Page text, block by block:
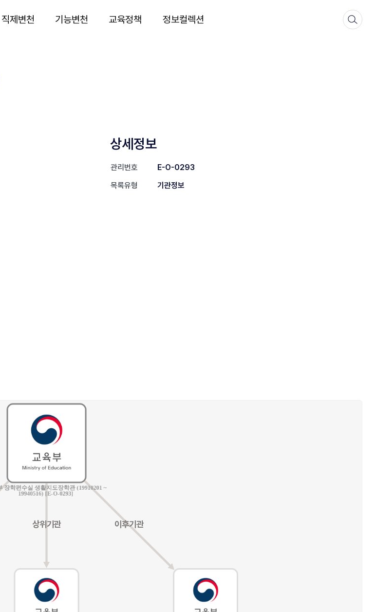
직제변천 기능변천 교육정책 정보컬렉션
상세정보
관리번호
E-O-0293
목록유형
기관정보